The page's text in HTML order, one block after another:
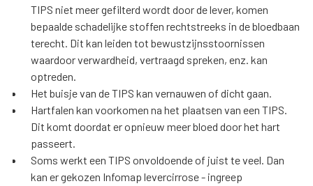
TIPS niet meer gefilterd wordt door de lever, komen
bepaalde schadelijke stoffen rechtstreeks in de bloedbaan
terecht. Dit kan leiden tot bewustzijnsstoornissen
waardoor verwardheid, vertraagd spreken, enz. kan
optreden.
Het buisje van de TIPS kan vernauwen of dicht gaan.
Hartfalen kan voorkomen na het plaatsen van een TIPS.
Dit komt doordat er opnieuw meer bloed door het hart
passeert.
Soms werkt een TIPS onvoldoende of juist te veel. Dan
kan er gekozen Infomap levercirrose - ingreep